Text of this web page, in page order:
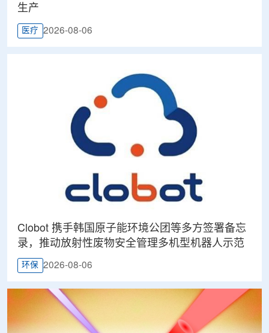
生产
医疗 2026-08-06
Clobot 携手韩国原子能环境公团等多方签署备忘
录，推动放射性废物安全管理多机型机器人示范
环保 2026-08-06